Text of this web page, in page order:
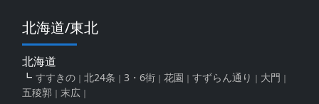
北海道/東北
北海道
すすきの 北24条 3・6街 花園 すずらん通り
大門
五稜郭
末広